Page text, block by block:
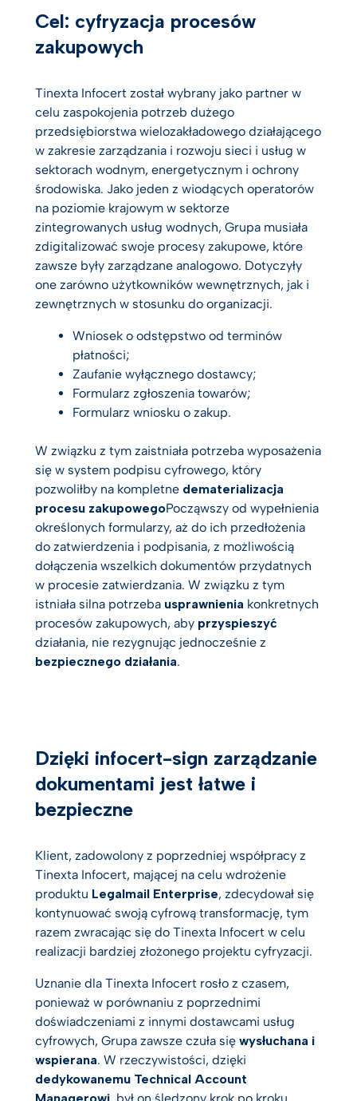
Cel: cyfryzacja procesów
zakupowych
Tinexta Infocert został wybrany jako partner w
celu zaspokojenia potrzeb dużego
przedsiębiorstwa wielozakładowego działającego
w zakresie zarządzania i rozwoju sieci i usług w
sektorach wodnym, energetycznym i ochrony
środowiska. Jako jeden z wiodących operatorów
na poziomie krajowym w sektorze
zintegrowanych usług wodnych, Grupa musiała
zdigitalizować swoje procesy zakupowe, które
zawsze były zarządzane analogowo. Dotyczyły
one zarówno użytkowników wewnętrznych, jak i
zewnętrznych w stosunku do organizacji.
Wniosek o odstępstwo od terminów
płatności;
Zaufanie wyłącznego dostawcy;
Formularz zgłoszenia towarów;
Formularz wniosku o zakup.
W związku z tym zaistniała potrzeba wyposażenia
się w system podpisu cyfrowego, który
pozwoliłby na kompletne dematerializacja
procesu zakupowegoPocząwszy od wypełnienia
określonych formularzy, aż do ich przedłożenia
do zatwierdzenia i podpisania, z możliwością
dołączenia wszelkich dokumentów przydatnych
w procesie zatwierdzania. W związku z tym
istniała silna potrzeba usprawnienia konkretnych
procesów zakupowych, aby przyspieszyć
działania, nie rezygnując jednocześnie z
bezpiecznego działania.
Dzięki infocert-sign zarządzanie
dokumentami jest łatwe i
bezpieczne
Klient, zadowolony z poprzedniej współpracy z
Tinexta Infocert, mającej na celu wdrożenie
produktu Legalmail Enterprise, zdecydował się
kontynuować swoją cyfrową transformację, tym
razem zwracając się do Tinexta Infocert w celu
realizacji bardziej złożonego projektu cyfryzacji.
Uznanie dla Tinexta Infocert rosło z czasem,
ponieważ w porównaniu z poprzednimi
doświadczeniami z innymi dostawcami usług
cyfrowych, Grupa zawsze czuła się wysłuchana i
wspierana. W rzeczywistości, dzięki
dedykowanemu Technical Account